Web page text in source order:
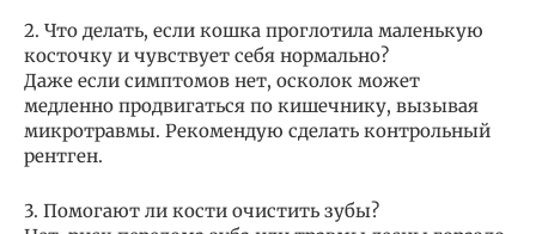
2. Что делать, если кошка проглотила маленькую
косточку и чувствует себя нормально?
Даже если симптомов нет, осколок может
медленно продвигаться по кишечнику, вызывая
микротравмы. Рекомендую сделать контрольный
рентген.
3. Помогают ли кости очистить зубы?